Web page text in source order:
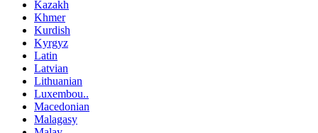
Kazakh
Khmer
Kurdish
Kyrgyz
Latin
Latvian
Lithuanian
Luxembou..
Macedonian
Malagasy